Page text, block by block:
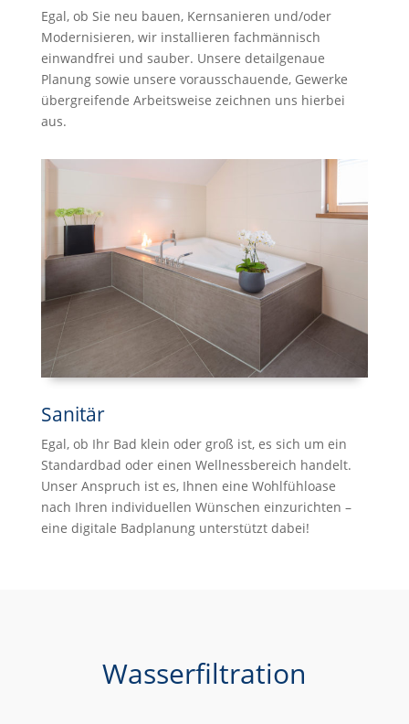
Egal, ob Sie neu bauen, Kernsanieren und/oder
Modernisieren, wir installieren fachmännisch
einwandfrei und sauber. Unsere detailgenaue
Planung sowie unsere vorausschauende, Gewerke
übergreifende Arbeitsweise zeichnen uns hierbei
aus.
Sanitär
Egal, ob Ihr Bad klein oder groß ist, es sich um ein
Standardbad oder einen Wellnessbereich handelt.
Unser Anspruch ist es, Ihnen eine Wohlfühloase
nach Ihren individuellen Wünschen einzurichten –
eine digitale Badplanung unterstützt dabei!
Wasserfiltration